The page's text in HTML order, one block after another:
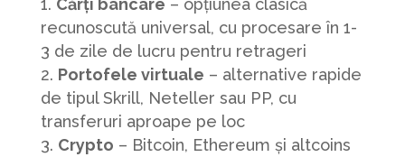
recunoscută universal, cu procesare în 1-
3 de zile de lucru pentru retrageri
Portofele virtuale – alternative rapide
de tipul Skrill, Neteller sau PP, cu
transferuri aproape pe loc
Crypto – Bitcoin, Ethereum și altcoins